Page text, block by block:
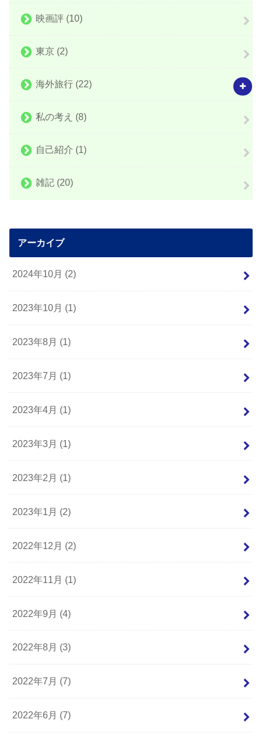
映画評 (10)
東京 (2)
海外旅行 (22)
私の考え (8)
自己紹介 (1)
雑記 (20)
アーカイブ
2024年10月 (2)
2023年10月 (1)
2023年8月 (1)
2023年7月 (1)
2023年4月 (1)
2023年3月 (1)
2023年2月 (1)
2023年1月 (2)
2022年12月 (2)
2022年11月 (1)
2022年9月 (4)
2022年8月 (3)
2022年7月 (7)
2022年6月 (7)